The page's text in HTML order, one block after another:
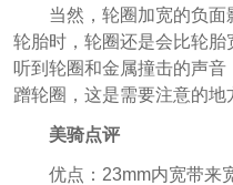
当然，轮圈加宽的负
轮胎时，轮圈还是会比轮
听到轮圈和金属撞击的声
蹭轮圈，这是需要注意的地
美骑点评
优点：23mm内宽带来